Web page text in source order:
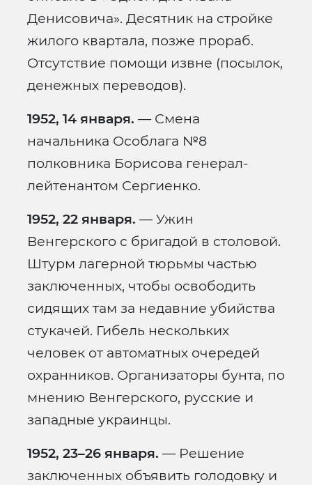
Денисовича». Десятник на стройке
жилого квартала, позже прораб.
Отсутствие помощи извне (посылок,
денежных переводов).
1952, 14 января. — Смена
начальника Особлага №8
полковника Борисова генерал-
лейтенантом Сергиенко.
1952, 22 января. — Ужин
Венгерского с бригадой в столовой.
Штурм лагерной тюрьмы частью
заключенных, чтобы освободить
сидящих там за недавние убийства
стукачей. Гибель нескольких
человек от автоматных очередей
охранников. Организаторы бунта, по
мнению Венгерского, русские и
западные украинцы.
1952, 23–26 января. — Решение
заключенных объявить голодовку и